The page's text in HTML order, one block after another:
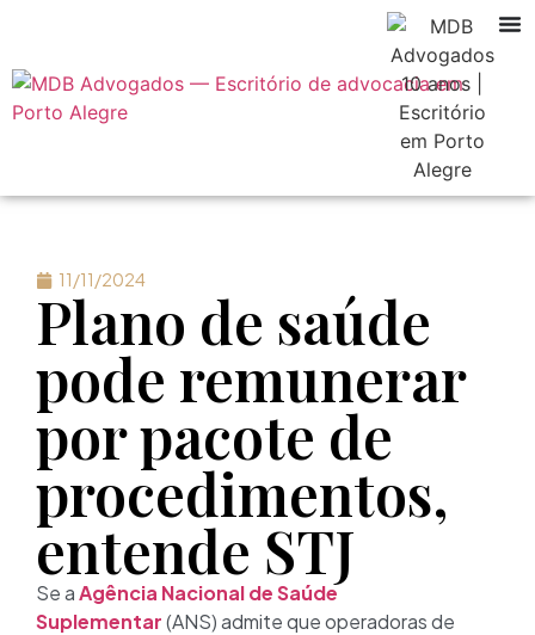
11/11/2024
Plano de saúde
pode remunerar
por pacote de
procedimentos,
entende STJ
Se aAgência Nacional de Saúde
Suplementar(ANS) admite que operadoras de